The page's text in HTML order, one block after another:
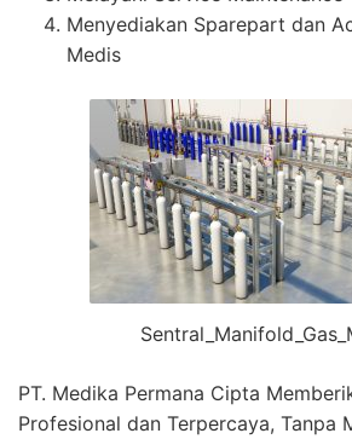
Menyediakan Sparepart dan
Medis
PT. Medika Permana Cipta
Profesional dan Terpercaya, Tanpa